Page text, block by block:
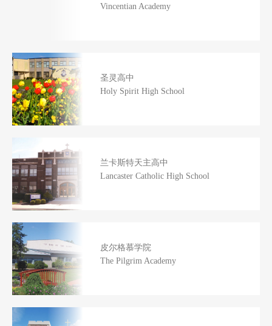
Vincentian Academy
圣灵高中
Holy Spirit High School
兰卡斯特天主高中
Lancaster Catholic High School
皮尔格慕学院
The Pilgrim Academy